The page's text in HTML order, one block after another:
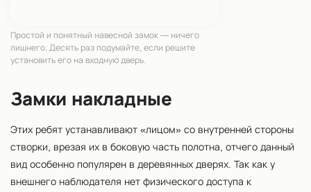
Простой и понятный навесной замок — ничего
лишнего. Десять раз подумайте, если решите
установить его на входную дверь.
Замки накладные
Этих ребят устанавливают «лицом» со внутренней стороны
створки, врезая их в боковую часть полотна, отчего данный
вид особенно популярен в деревянных дверях. Так как у
внешнего наблюдателя нет физического доступа к